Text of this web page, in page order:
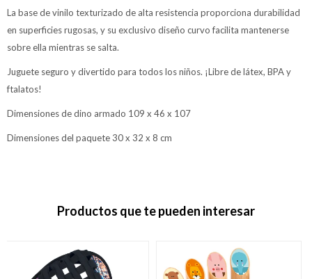
La base de vinilo texturizado de alta resistencia proporciona durabilidad
en superficies rugosas, y su exclusivo diseño curvo facilita mantenerse
sobre ella mientras se salta.
Juguete seguro y divertido para todos los niños. ¡Libre de látex, BPA y
ftalatos!
Dimensiones de dino armado 109 x 46 x 107
Dimensiones del paquete 30 x 32 x 8 cm
Productos que te pueden interesar